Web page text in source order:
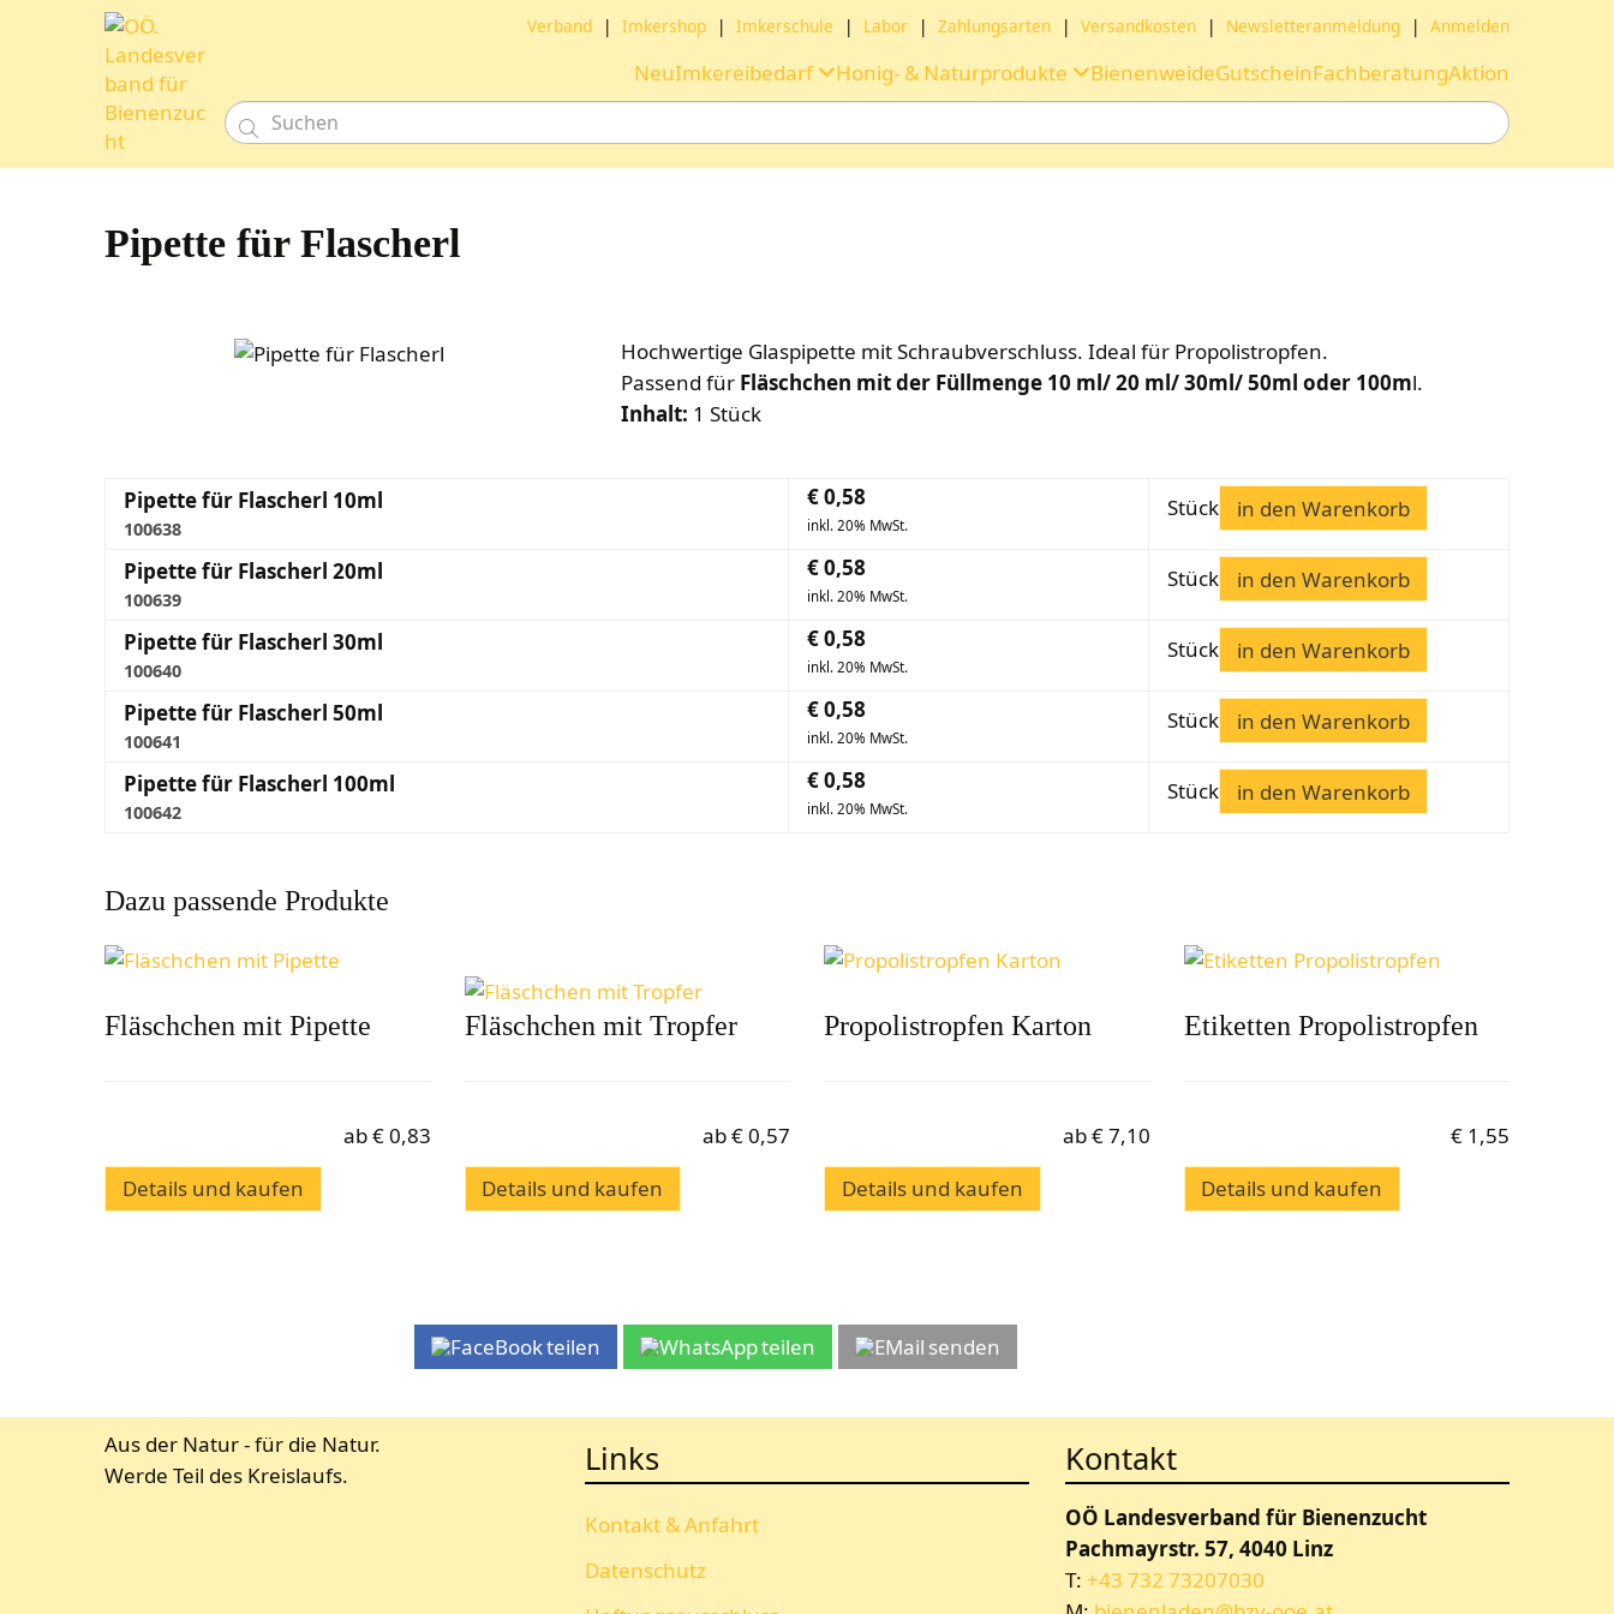
Verband | Imkershop | Imkerschule | Labor | Zahlungsarten | Versandkosten | Newsletteranmeldung | Anmelden
NeuImkereibedarf Honig- & Naturprodukte BienenweideGutscheinFachberatungAktion

Pipette für Flascherl
Hochwertige Glaspipette mit Schraubverschluss. Ideal für Propolistropfen.
Passend für Fläschchen mit der Füllmenge 10 ml/ 20 ml/ 30ml/ 50ml oder 100ml.
Inhalt: 1 Stück
Pipette für Flascherl 10ml
100638
€0,58
inkl. 20% MwSt.
Stück in den Warenkorb
Pipette für Flascherl 20ml
100639
€0,58
inkl. 20% MwSt.
Stück in den Warenkorb
Pipette für Flascherl 30ml
100640
€0,58
inkl. 20% MwSt.
Stück in den Warenkorb
Pipette für Flascherl 50ml
100641
€0,58
inkl. 20% MwSt.
Stück in den Warenkorb
Pipette für Flascherl 100ml
100642
€0,58
inkl. 20% MwSt.
Stück in den Warenkorb
Dazu passende Produkte
Fläschchen mit Pipette
ab€0,83
Details und kaufen
Fläschchen mit Tropfer
ab€0,57
Details und kaufen
Propolistropfen Karton
ab€7,10
Details und kaufen
Etiketten Propolistropfen
€ 1,55
Details und kaufen
teilen teilen senden
Aus der Natur - für die Natur.
Werde Teil des Kreislaufs.
Links
Kontakt & Anfahrt
Datenschutz
Kontakt
OÖ Landesverband für Bienenzucht
Pachmayrstr. 57, 4040 Linz
T: +43 732 73207030